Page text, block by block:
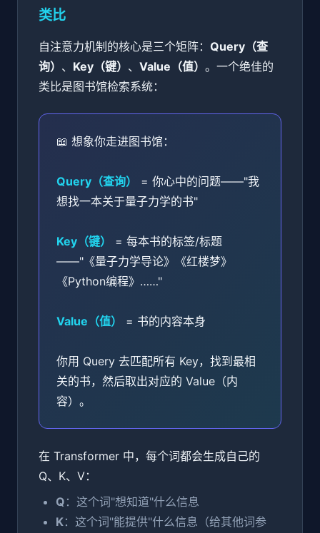
类比
自注意力机制的核心是三个矩阵： Query（查
询） 、 Key（键） 、 Value（值） 。一个绝佳的
类比是图书馆检索系统：
📖 想象你走进图书馆：
Query（查询）
= 你心中的问题——"我
想找一本关于量子力学的书"
Key（键）
= 每本书的标签/标题
——"《量子力学导论》《红楼梦》
《Python编程》……"
Value（值） = 书的内容本身
你用 Query 去匹配所有 Key，找到最相
关的书，然后取出对应的 Value（内
容）。
在 Transformer 中，每个词都会生成自己的
Q、K、V：
Q ：这个词"想知道"什么信息
K：这个词"能提供"什么信息（给其他词参